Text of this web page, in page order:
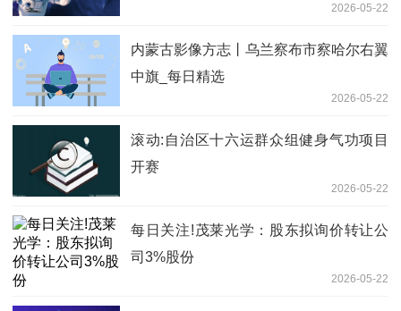
2026-05-22
内蒙古影像方志丨乌兰察布市察哈尔右翼
中旗_每日精选
2026-05-22
滚动:自治区十六运群众组健身气功项目
开赛
2026-05-22
每日关注!茂莱光学：股东拟询价转让公
司3%股份
2026-05-22